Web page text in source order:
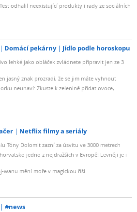
odhalil neexistující produkty i rady ze sociálních
Domácí pekárny Jídlo podle horoskopu
lehké jako obláček zvládnete připravit jen ze 3
jasný znak prozradí, že se jim máte vyhnout
neunaví: Zkuste k zelenině přidat ovoce,
Netflix filmy a seriály
Tóny Dolomit zazní za úsvitu ve 3000 metrech
jedno z nejdražších v Evropě! Levněji je i
wanu mění moře v magickou říši
#news